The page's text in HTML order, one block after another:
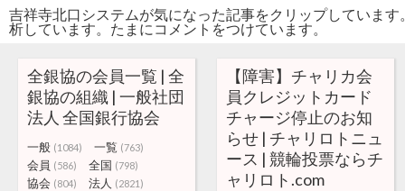
吉祥寺北口システムが気になった記事をクリップしていま
析しています。たまにコメントをつけています。
全銀協の会員一覧 | 全
銀協の組織 | 一般社団
法人 全国銀行協会
一般 (1084) 一覧 (763)
会員 (586) 全国 (798)
協会 (804) 法人 (2821)
【障害】チャリカ会
員クレジットカード
チャージ停止のお知
らせ | チャリロトニュ
ース | 競輪投票ならチ
ャリロト.com